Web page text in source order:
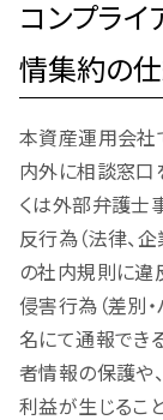
コンプラ
情集約の
本資産運用会社
内外に相談窓口
くは外部弁護士
反行為（法律、
の社内規則に違
侵害行為（差別
名にて通報でき
者情報の保護や
利益が生じるこ